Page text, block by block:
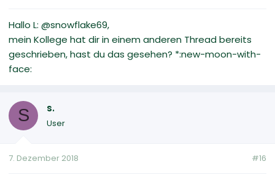
Hallo L: @snowflake69,
mein Kollege hat dir in einem anderen Thread bereits
geschrieben, hast du das gesehen? *:new-moon-with-
face:
S s.
User
7. Dezember 2018 #16